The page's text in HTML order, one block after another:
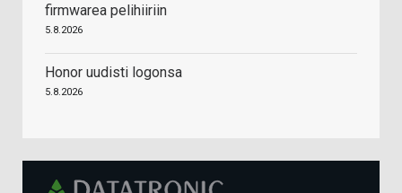
firmwarea pelihiiriin
5.8.2026
Honor uudisti logonsa
5.8.2026